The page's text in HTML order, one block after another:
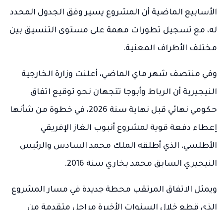
الأسابيع الماضية أن المشروع يسير وفق الجدول المحدد
له، مع تسجيل تطورات مهمة على مستوى التنسيق بين
مختلف الأطراف المعنية.
وفي منتصف شهر ماي الماضي، أعلنت وزارة الخارجية
النيجيرية أن الرباط وأبوجا تتجهان نحو توقيع اتفاق
حكومي نهائي قبل نهاية سنة 2026، في خطوة من شأنها
إعطاء دفعة قوية لمشروع أنبوب الغاز الإفريقي
الأطلسي، الذي أطلقه الملك محمد السادس والرئيس
النيجيري السابق محمد بخاري سنة 2016.
ويمثل الاتفاق المرتقب محطة جديدة في مسار المشروع
الذي قطع خلال السنوات الأخيرة مراحل متقدمة من